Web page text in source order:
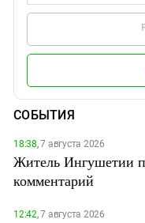
СОБЫТИЯ
18:38,7 августа 2026
Житель Ингушетии
комментарий
12:42,7 августа 2026